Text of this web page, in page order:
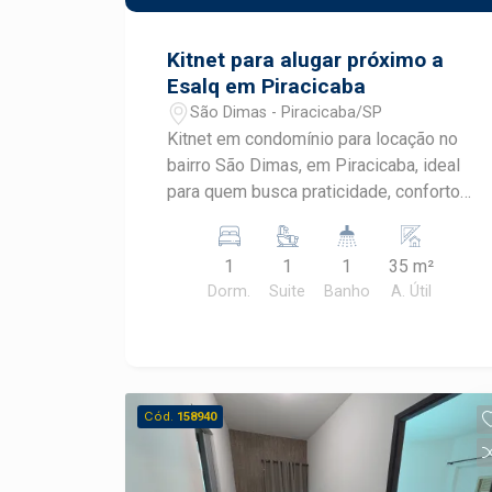
Piracicaba. Agende sua visita.
Kitnet para alugar próximo a
Esalq em Piracicaba
São Dimas - Piracicaba/SP
Kitnet em condomínio para locação no
bairro São Dimas, em Piracicaba, ideal
para quem busca praticidade, conforto
mobiliada e próxima à Escola Superior
de Agricultura Luiz de Queiroz (ESALQ)
e ao Shopping Piracicaba, esta é uma
IMÓVEL - Kitnet mobiliada - Geladeira -
Fogão - Micro-ondas - Cama -
Televisão - Armário - Ar-condicionado -
Banheiro social - Condomínio com
1
Dorm.
1
Suite
1
Banho
35 m²
A. Útil
Cód. 158940